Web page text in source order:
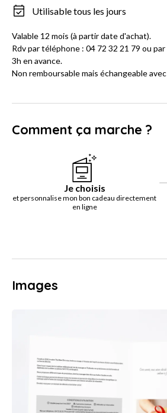
Utilisable tous les jours
Valable 12 mois (à partir date d'achat).
Rdv par téléphone : 04 72 32 21 79 ou
3h en avance.
Non remboursable mais échangeable
Comment ça marche ?
Je choisis
et personnalise mon bon cadeau directement
en ligne
Images